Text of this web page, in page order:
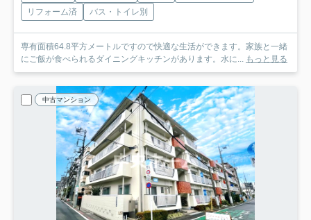
リフォーム済
バス・トイレ別
専有面積64.8平方メートルですので快適な生活ができます。家族と一緒
にご飯が食べられるダイニングキッチンがあります。水に... もっと見る
中古マンション